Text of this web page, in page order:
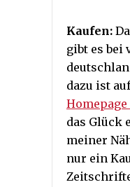
Kaufen:
gibt es bei
dazu ist
das Glück
meiner
nur ein